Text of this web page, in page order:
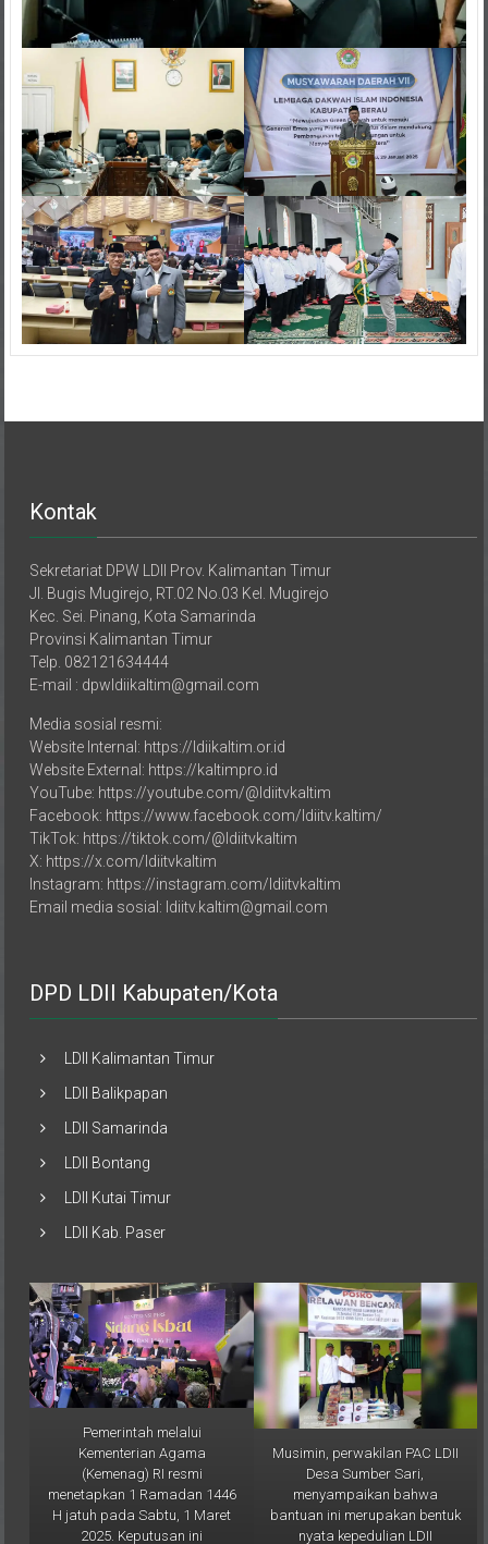
Jl. Bugis Mugirejo, RT.02 No.03 Kel. Mugirejo
Kec. Sei. Pinang, Kota Samarinda
Provinsi Kalimantan Timur
Telp. 082121634444
E-mail : dpwldiikaltim@gmail.com
Website Internal: https://ldiikaltim.or.id
Website External: https://kaltimpro.id
YouTube: https://youtube.com/@ldiitvkaltim
Facebook: https://www.facebook.com/ldiitv.kaltim/
TikTok: https://tiktok.com/@ldiitvkaltim
X: https://x.com/ldiitvkaltim
Instagram: https://instagram.com/ldiitvkaltim
Email media sosial: ldiitv.kaltim@gmail.com
LDII Samarinda
LDII Kutai Timur
Pemerintah melalui
Kementerian Agama
(Kemenag) RI resmi
menetapkan 1 Ramadan 1446
H jatuh pada Sabtu, 1 Maret
2025. Keputusan ini
diumumkan dalam Sidang
Musimin, perwakilan PAC LDII
Desa Sumber Sari,
menyampaikan bahwa
bantuan ini merupakan bentuk
nyata kepedulian LDII
terhadap masyarakat Kutai